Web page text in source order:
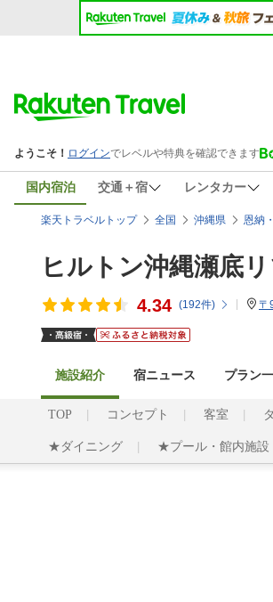
国内宿泊 交通＋宿 レンタカー
楽天トラベルトップ 全国 沖縄県 恩納
ヒルトン沖縄瀬底
4.34 (192件) 〒
施設紹介 宿ニュース プラン
TOP コンセプト 客室
★ダイニング ★プール・館内施設